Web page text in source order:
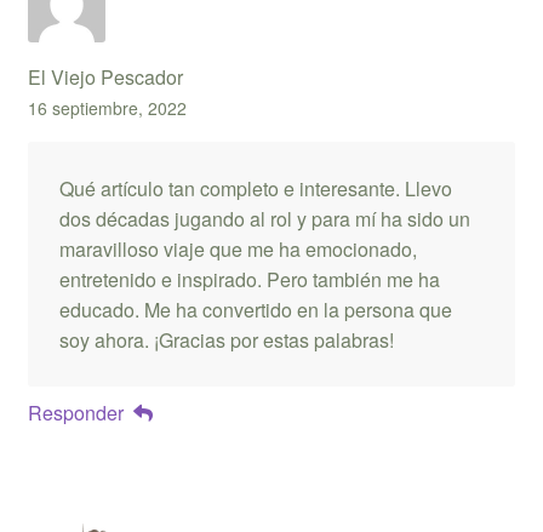
El Viejo Pescador
16 septiembre, 2022
Qué artículo tan completo e interesante. Llevo
dos décadas jugando al rol y para mí ha sido un
maravilloso viaje que me ha emocionado,
entretenido e inspirado. Pero también me ha
educado. Me ha convertido en la persona que
soy ahora. ¡Gracias por estas palabras!
Responder